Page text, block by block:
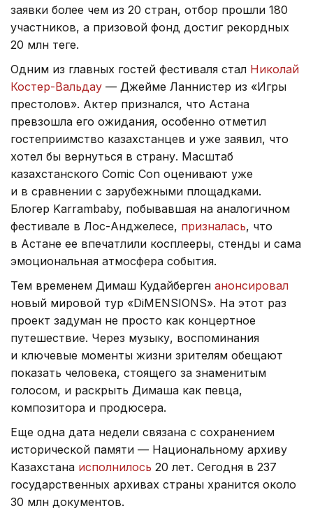
заявки более чем из 20 стран, отбор прошли 180
участников, а призовой фонд достиг рекордных
20 млн теңге.
Одним из главных гостей фестиваля стал Николай
Костер-Вальдау — Джейме Ланнистер из «Игры
престолов». Актер признался, что Астана
превзошла его ожидания, особенно отметил
гостеприимство казахстанцев и уже заявил, что
хотел бы вернуться в страну. Масштаб
казахстанского Comic Con оценивают уже
и в сравнении с зарубежными площадками.
Блогер Karrambaby, побывавшая на аналогичном
фестивале в Лос-Анджелесе, призналась, что
в Астане ее впечатлили косплееры, стенды и сама
эмоциональная атмосфера события.
Тем временем Димаш Кудайберген анонсировал
новый мировой тур «DiMENSIONS». На этот раз
проект задуман не просто как концертное
путешествие. Через музыку, воспоминания
и ключевые моменты жизни зрителям обещают
показать человека, стоящего за знаменитым
голосом, и раскрыть Димаша как певца,
композитора и продюсера.
Еще одна дата недели связана с сохранением
исторической памяти — Национальному архиву
Казахстана исполнилось 20 лет. Сегодня в 237
государственных архивах страны хранится около
30 млн документов.